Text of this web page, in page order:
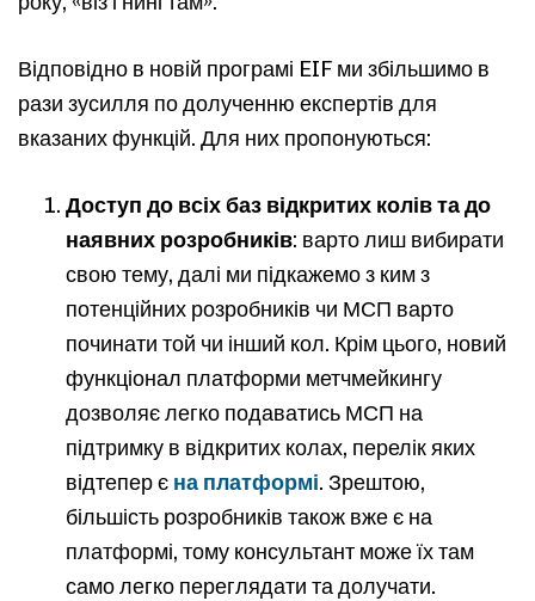
Відповідно в новій програмі EIF ми збільшимо в
рази зусилля по долученню експертів для
вказаних функцій. Для них пропонуються:
Доступ до всіх баз відкритих колів та до
наявних розробників: варто лиш вибирати
свою тему, далі ми підкажемо з ким з
потенційних розробників чи МСП варто
починати той чи інший кол. Крім цього, новий
функціонал платформи метчмейкингу
дозволяє легко подаватись МСП на
підтримку в відкритих колах, перелік яких
відтепер є на платформі. Зрештою,
більшість розробників також вже є на
платформі, тому консультант може їх там
само легко переглядати та долучати.